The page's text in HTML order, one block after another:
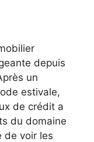
depuis
un
estivale,
de crédit a
du domaine
de voir les